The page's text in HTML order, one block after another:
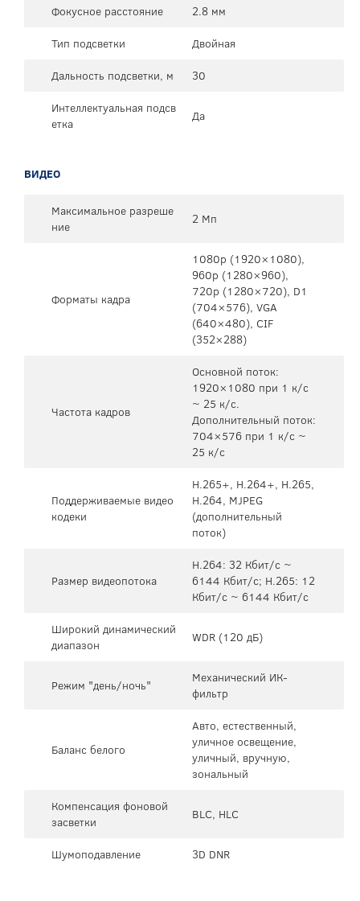
Фокусное расстояние
2.8 мм
Тип подсветки
Двойная
Дальность подсветки, м
30
Интеллектуальная подсв
етка
Да
ВИДЕО
Максимальное разреше
ние
2 Мп
Форматы кадра
1080p (1920×1080),
960p (1280×960),
720p (1280×720), D1
(704×576), VGA
(640×480), CIF
(352×288)
Частота кадров
Основной поток:
1920×1080 при 1 к/c
~ 25 к/c.
Дополнительный поток:
704×576 при 1 к/c ~
25 к/c
Поддерживаемые видео
кодеки
H.265+, H.264+, H.265,
H.264, MJPEG
(дополнительный
поток)
Размер видеопотока
H.264: 32 Кбит/с ~
6144 Кбит/с; H.265: 12
Кбит/с ~ 6144 Кбит/с
Широкий динамический
диапазон
WDR (120 дБ)
Режим "день/ночь"
Механический ИК-
фильтр
Баланс белого
Авто, естественный,
уличное освещение,
уличный, вручную,
зональный
Компенсация фоновой
засветки
BLC, HLC
Шумоподавление 3D DNR